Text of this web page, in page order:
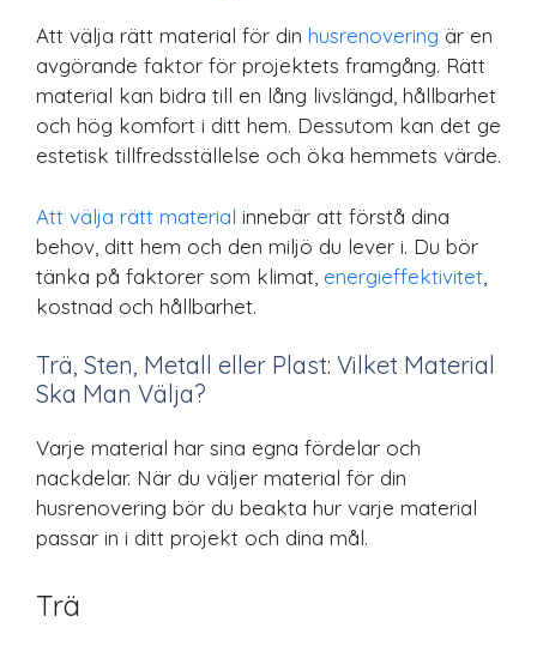
Att välja rätt material för din husrenovering är en
avgörande faktor för projektets framgång. Rätt
material kan bidra till en lång livslängd, hållbarhet
och hög komfort i ditt hem. Dessutom kan det ge
estetisk tillfredsställelse och öka hemmets värde.
Att välja rätt material innebär att förstå dina
behov, ditt hem och den miljö du lever i. Du bör
tänka på faktorer som klimat, energieffektivitet
kostnad och hållbarhet.
Trä, Sten, Metall eller Plast: Vilket Material
Ska Man Välja?
Varje material har sina egna fördelar och
nackdelar. När du väljer material för din
husrenovering bör du beakta hur varje material
passar in i ditt projekt och dina mål.
Trä